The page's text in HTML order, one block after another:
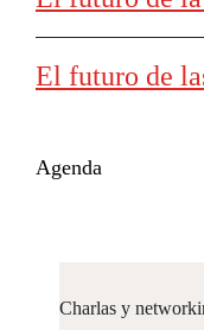
El futuro de
Agenda
Charlas y